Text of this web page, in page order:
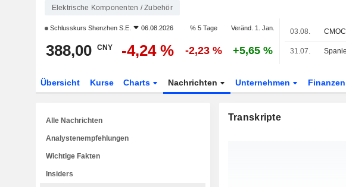
Elektrische Komponenten / Zubehör
Schlusskurs Shenzhen S.E. 06.08.2026 % 5 Tage Veränd. 1. Jan.
388,00 CNY -4,24 % -2,23 % +5,65 %
03.08.
31.07.
Übersicht Kurse Charts Nachrichten Unternehmen Finanzen
Transkripte
Alle Nachrichten
Analystenempfehlungen
Wichtige Fakten
Insiders